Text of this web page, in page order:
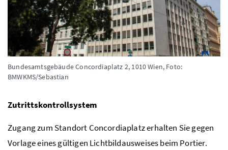
Bundesamtsgebäude Concordiaplatz 2, 1010 Wien, Foto:
BMWKMS/Sebastian
Zutrittskontrollsystem
Zugang zum Standort Concordiaplatz erhalten Sie gegen
Vorlage eines gültigen Lichtbildausweises beim Portier.